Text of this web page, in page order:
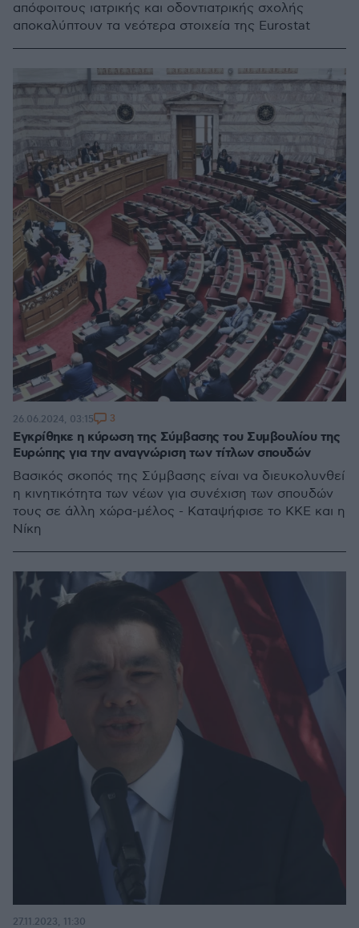
απόφοιτους ιατρικής και οδοντιατρικής σχολής
αποκαλύπτουν τα νεότερα στοιχεία της Eurostat
Εγκρίθηκε η κύρωση της Σύμβασης του Συμβουλίου της
Ευρώπης για την αναγνώριση των τίτλων σπουδών
Βασικός σκοπός της Σύμβασης είναι να διευκολυνθεί
η κινητικότητα των νέων για συνέχιση των σπουδών
τους σε άλλη χώρα-μέλος - Καταψήφισε το ΚΚΕ και η
Νίκη
26.06.2024, 03:15 3
27.11.2023, 11:30